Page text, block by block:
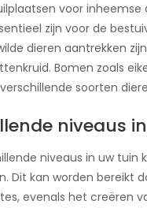
voor inheemse
zijn voor de
dieren aantrekken
Bomen zoals
soorten
niveaus
niveaus in uw
Dit kan worden bereikt
evenals het creëren